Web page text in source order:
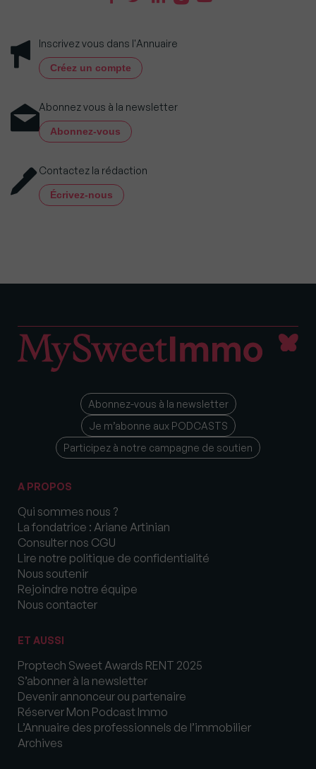
Inscrivez vous dans l'Annuaire
Créez un compte
Abonnez vous à la newsletter
Abonnez-vous
Contactez la rédaction
Écrivez-nous
Abonnez-vous à la newsletter
Je m’abonne aux PODCASTS
Participez à notre campagne de soutien
A PROPOS
Qui sommes nous ?
La fondatrice : Ariane Artinian
Consulter nos CGU
Lire notre politique de confidentialité
Nous soutenir
Rejoindre notre équipe
Nous contacter
ET AUSSI
Proptech Sweet Awards RENT 2025
S’abonner à la newsletter
Devenir annonceur ou partenaire
Réserver Mon Podcast Immo
L’Annuaire des professionnels de l’immobilier
Archives